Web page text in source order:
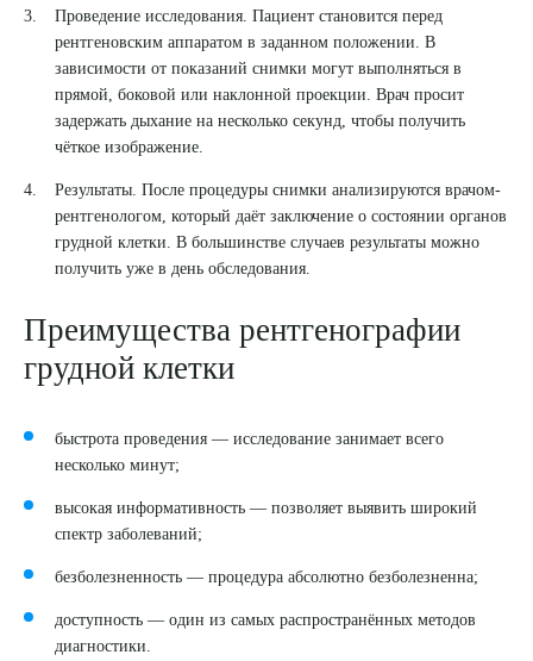
Проведение исследования. Пациент становится перед
рентгеновским аппаратом в заданном положении. В
зависимости от показаний снимки могут выполняться в
прямой, боковой или наклонной проекции. Врач просит
задержать дыхание на несколько секунд, чтобы получить
чёткое изображение.
Результаты. После процедуры снимки анализируются врачом-
рентгенологом, который даёт заключение о состоянии органов
грудной клетки. В большинстве случаев результаты можно
получить уже в день обследования.
Преимущества рентгенографии
грудной клетки
быстрота проведения — исследование занимает всего
несколько минут;
высокая информативность — позволяет выявить широкий
спектр заболеваний;
безболезненность — процедура абсолютно безболезненна;
доступность — один из самых распространённых методов
диагностики.
Выберите сопутствующую услугу